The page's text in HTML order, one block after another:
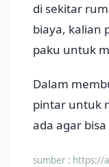
di sekitar
biaya, kalian
paku untuk
Dalam
pintar untuk
ada agar
sumber : https://